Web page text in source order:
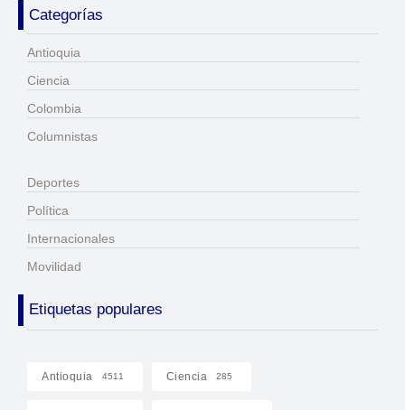
Categorías
Antioquia
Ciencia
Colombia
Columnistas
Deportes
Política
Internacionales
Movilidad
Etiquetas populares
Antioquia 4511 Ciencia 285